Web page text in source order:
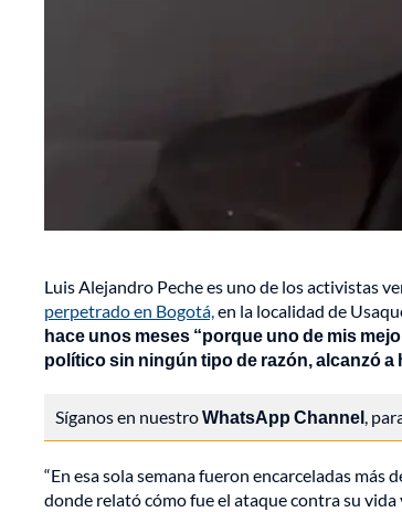
Luis Alejandro Peche es uno de los activistas
perpetrado en Bogotá,en la localidad de
hace unos meses “porque uno de mis
político sin ningún tipo de razón, alcanzó a
Síganos en nuestroWhatsApp Channel,
“En esa sola semana fueron encarceladas más
donde relató cómo fue el ataque contra su